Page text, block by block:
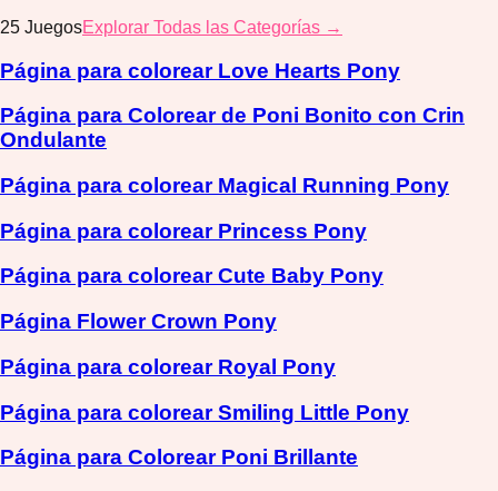
25 JuegosExplorar Todas las Categorías →
Página para colorear Love Hearts Pony
Página para Colorear de Poni Bonito con Crin
Ondulante
Página para colorear Magical Running Pony
Página para colorear Princess Pony
Página para colorear Cute Baby Pony
Página Flower Crown Pony
Página para colorear Royal Pony
Página para colorear Smiling Little Pony
Página para Colorear Poni Brillante